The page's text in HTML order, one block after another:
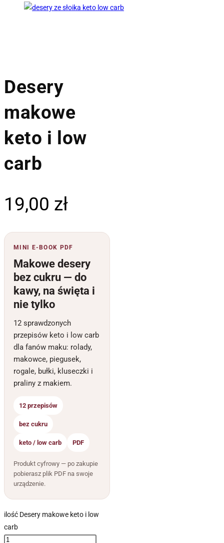
Desery
makowe
keto i low
carb
19,00 zł
MINI E-BOOK PDF
Makowe desery
bez cukru — do
kawy, na święta i
nie tylko
12 sprawdzonych
przepisów keto i low carb
dla fanów maku: rolady,
makowce, piegusek,
rogale, bułki, kluseczki i
praliny z makiem.
12 przepisów
bez cukru
keto / low carb PDF
Produkt cyfrowy — po zakupie
pobierasz plik PDF na swoje
urządzenie.
ilość Desery makowe keto i low
carb